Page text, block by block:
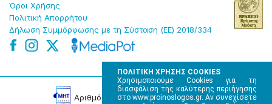
ΠΟΛΙΤΙΚΗ ΧΡΗΣΗΣ COOKIES
Χρησιμοποιούμε Cookies για τη
διασφάλιση της καλύτερης περιήγησης
στο www.proinoslogos.gr. Αν συνεχίσετε
Όροɩ Χρήσης
Πολɩτɩκή Απορρήτου
Δήλωση Συμμόρφωσης με τη Σύσταση (ΕΕ) 2018/334
Αρɩθμός Πɩστοποίησης Μ.Η.Τ. 220242